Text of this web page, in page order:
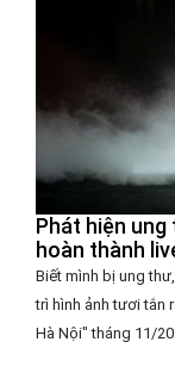
Phát hiện ung
hoàn thành
Biết mình bị ung
trì hình ảnh tươi tắn
Hà Nội" tháng 11/